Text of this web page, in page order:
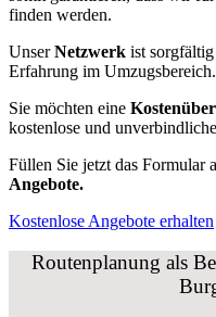
finden werden.
UnserNetzwerk ist
Erfahrung im Umzugsbereich.
Sie möchten eine
kostenlose und
Füllen Sie jetzt das Formular
Angebote.
Kostenlose Angebote erhalten
Routenplanung als